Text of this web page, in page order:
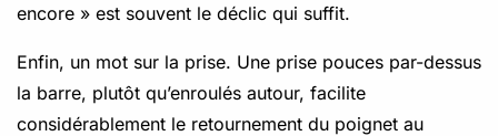
encore » est souvent le déclic qui suffit.
Enfin, un mot sur la prise. Une prise pouces par-dessus
la barre, plutôt qu’enroulés autour, facilite
considérablement le retournement du poignet au